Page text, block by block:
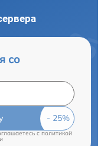
со
c политикой